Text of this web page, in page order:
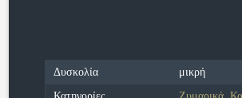
Δυσκολία
μικρή